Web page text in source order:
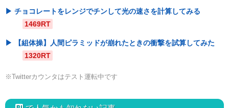
チョコレートをレンジでチンして光の速さを計算してみる
1469RT
【組体操】人間ピラミッドが崩れたときの衝撃を試算してみた
1320RT
※Twitterカウンタはテスト運転中です